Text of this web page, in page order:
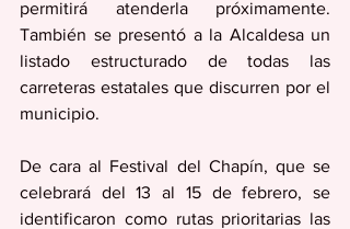
permitirá atenderla próximamente.
También se presentó a la Alcaldesa un
listado estructurado de todas las
carreteras estatales que discurren por el
municipio.
De cara al Festival del Chapín, que se
celebrará del 13 al 15 de febrero, se
identificaron como rutas prioritarias las